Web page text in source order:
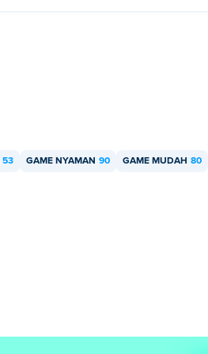
53 GAME NYAMAN 90 GAME MUDAH 80